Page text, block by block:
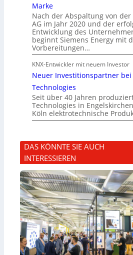
Marke
Nach der Abspaltung von der
AG im Jahr 2020 und der
Entwicklung des
beginnt Siemens Energy mit
Vorbereitungen…
KNX-Entwickler mit neuem Investor
Neuer Investitionspartner bei
Technologies
Seit über 40 Jahren
Technologies in
Köln elektrotechnische
DAS KÖNNTE SIE AUCH
INTERESSIEREN